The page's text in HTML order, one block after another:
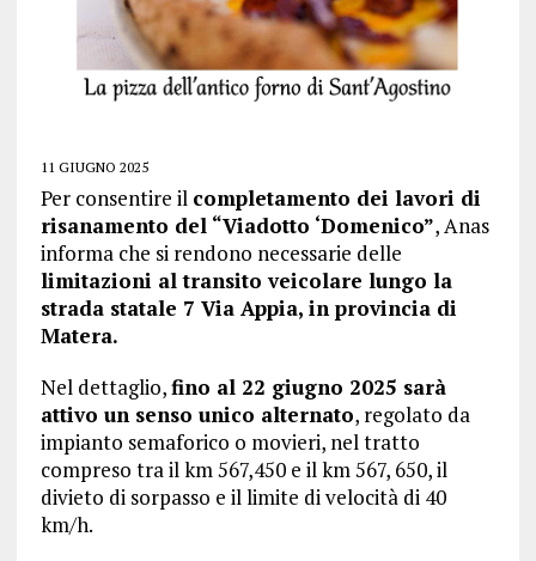
11 GIUGNO 2025
Per consentire il completamento dei lavori di
risanamento del “Viadotto ‘Domenico”, Anas
informa che si rendono necessarie delle
limitazioni al transito veicolare lungo la
strada statale 7 Via Appia, in provincia di
Matera.
Nel dettaglio,fino al 22 giugno 2025 sarà
attivo un senso unico alternato, regolato da
impianto semaforico o movieri, nel tratto
compreso tra il km 567,450 e il km 567, 650, il
divieto di sorpasso e il limite di velocità di 40
km/h.